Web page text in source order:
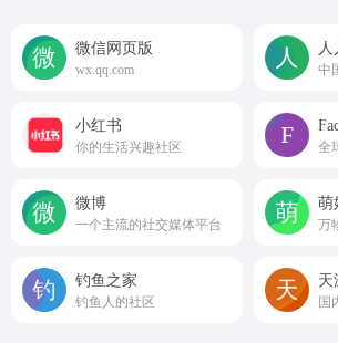
微信网页版
wx.qq.com
人
小红书
你的生活兴趣社区
微博
一个主流的社交媒体平台
萌
万
钓鱼之家
钓鱼人的社区
天
国